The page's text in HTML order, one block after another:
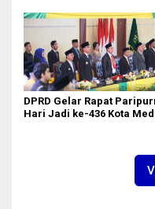
DPRD Gelar Rapat
Hari Jadi ke-436 Kota